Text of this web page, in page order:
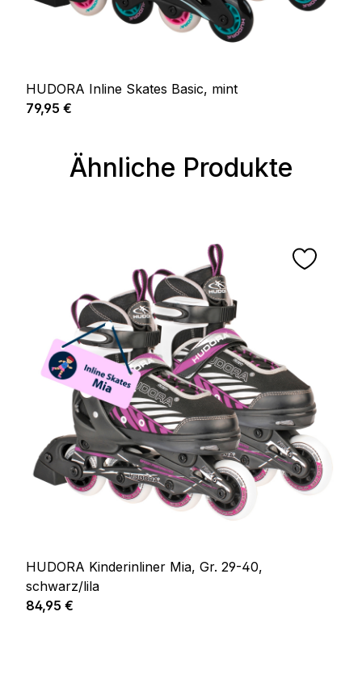
HUDORA Inline Skates Basic, mint
Regulärer Preis:
79,95 €
Produktgalerie überspringen
Ähnliche Produkte
HUDORA Kinderinliner Mia, Gr. 29-40,
schwarz/lila
Regulärer Preis:
84,95 €